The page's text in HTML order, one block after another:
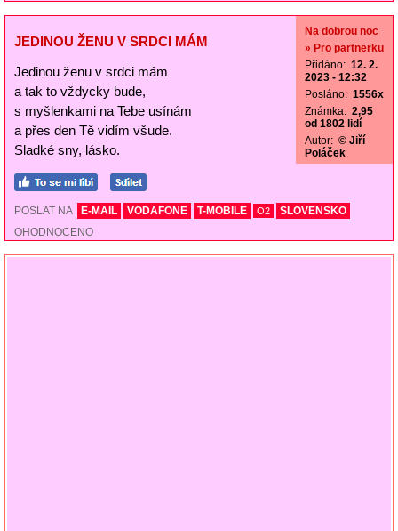
JEDINOU ŽENU V SRDCI MÁM
Jedinou ženu v srdci mám
a tak to vždycky bude,
s myšlenkami na Tebe usínám
a přes den Tě vidím všude.
Sladké sny, lásko.
Na dobrou noc
» Pro partnerku
Přidáno: 12. 2.
2023 - 12:32
Posláno: 1556x
Známka: 2,95
od 1802 lidí
Autor: © Jiří
Poláček
POSLAT NA E-MAIL VODAFONE T-MOBILE O2
SLOVENSKO
OHODNOCENO